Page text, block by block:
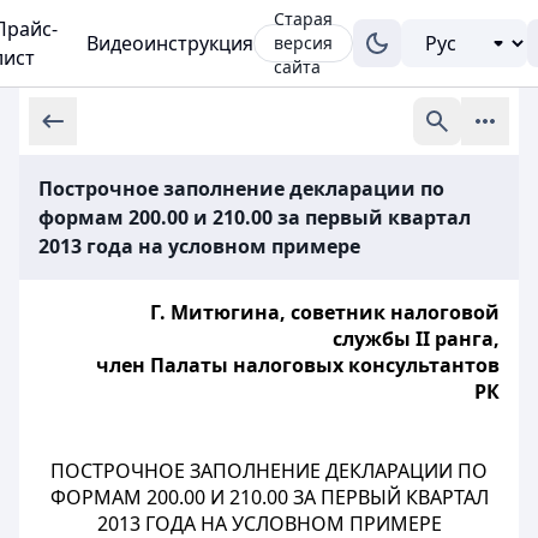
Видеоинструкция
Старая
версия
сайта
Построчное заполнение декларации по
формам 200.00 и 210.00 за первый квартал
2013 года на условном примере
Г. Митюгина, советник налоговой
службы II ранга,
член Палаты налоговых консультантов
РК
ПОСТРОЧНОЕ ЗАПОЛНЕНИЕ ДЕКЛАРАЦИИ ПО
ФОРМАМ 200.00 И 210.00 ЗА ПЕРВЫЙ КВАРТАЛ
2013 ГОДА НА УСЛОВНОМ ПРИМЕРЕ